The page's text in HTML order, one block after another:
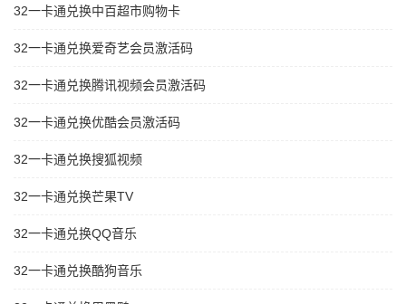
32一卡通兑换中百超市购物卡
32一卡通兑换爱奇艺会员激活码
32一卡通兑换腾讯视频会员激活码
32一卡通兑换优酷会员激活码
32一卡通兑换搜狐视频
32一卡通兑换芒果TV
32一卡通兑换QQ音乐
32一卡通兑换酷狗音乐